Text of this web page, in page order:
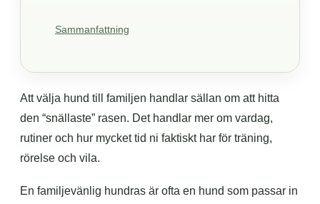
Sammanfattning
Att välja hund till familjen handlar sällan om att hitta
den “snällaste” rasen. Det handlar mer om vardag,
rutiner och hur mycket tid ni faktiskt har för träning,
rörelse och vila.
En familjevänlig hundras är ofta en hund som passar in